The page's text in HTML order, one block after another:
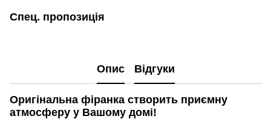
Спец. пропозиція
Опис Відгуки
Оригінальна фіранка створить приємну
атмосферу у Вашому домі!